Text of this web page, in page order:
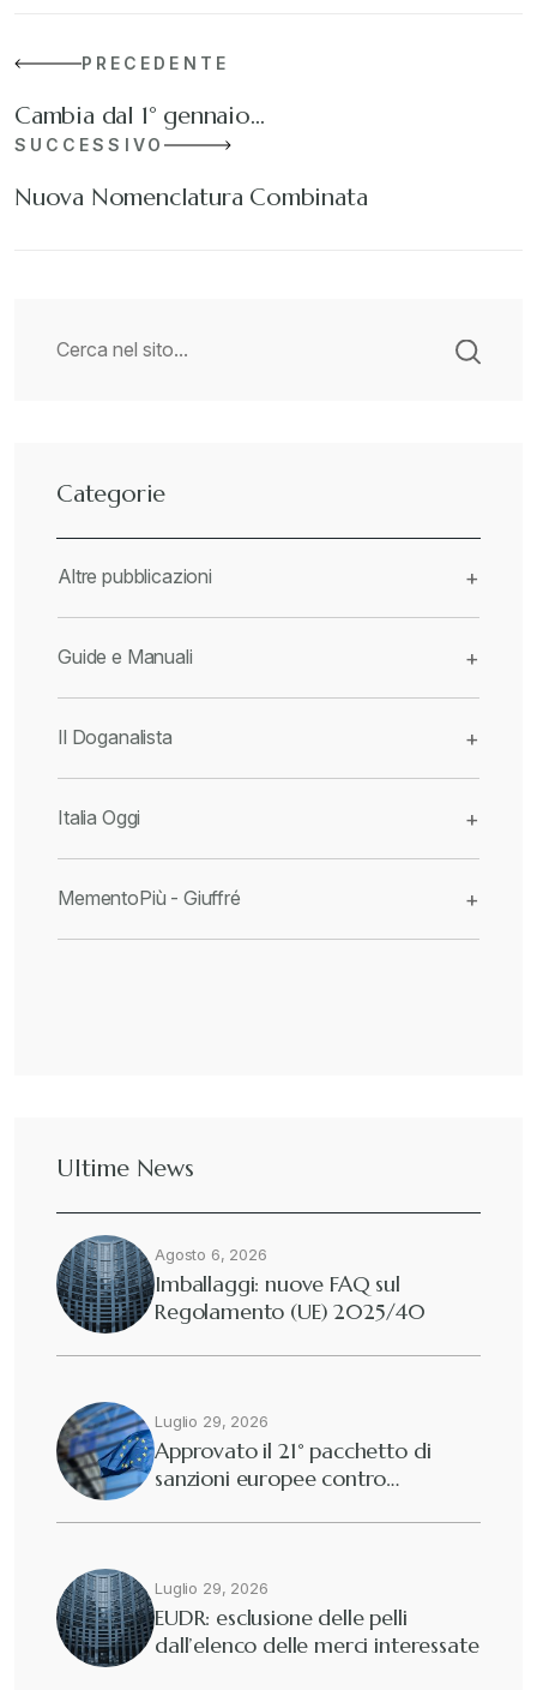
PRECEDENTE
Cambia dal 1° gennaio…
SUCCESSIVO
Nuova Nomenclatura Combinata
Categorie
Altre pubblicazioni +
Guide e Manuali +
Il Doganalista +
Italia Oggi +
MementoPiù - Giuffré +
Ultime News
Agosto 6, 2026
Imballaggi: nuove FAQ sul
Regolamento (UE) 2025/40
Luglio 29, 2026
Approvato il 21° pacchetto di
sanzioni europee contro…
Luglio 29, 2026
EUDR: esclusione delle pelli
dall’elenco delle merci interessate